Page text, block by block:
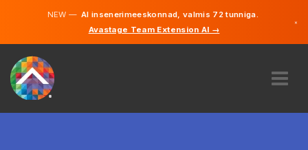
NEW —AI insenerimeeskonnad, valmis 72 tunniga.
Avastage Team Extension AI →
×